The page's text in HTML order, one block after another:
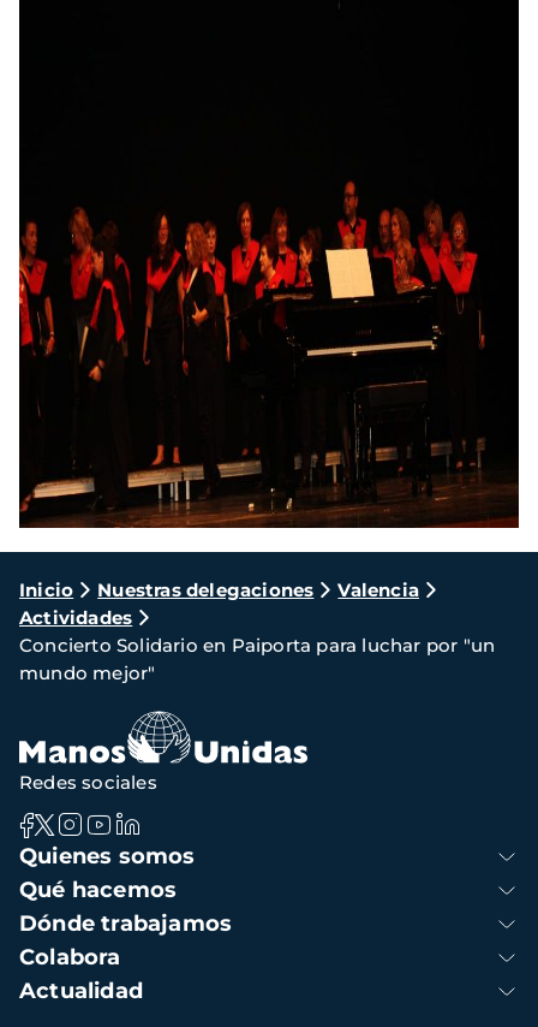
Ruta
de
navegación
Inicio Nuestras delegaciones
Valencia
Actividades
Concierto Solidario en Paiporta para luchar por "un
mundo mejor"
Navegación
principal
Quienes somos
Qué hacemos
Dónde trabajamos
Colabora
Actualidad
Redes sociales